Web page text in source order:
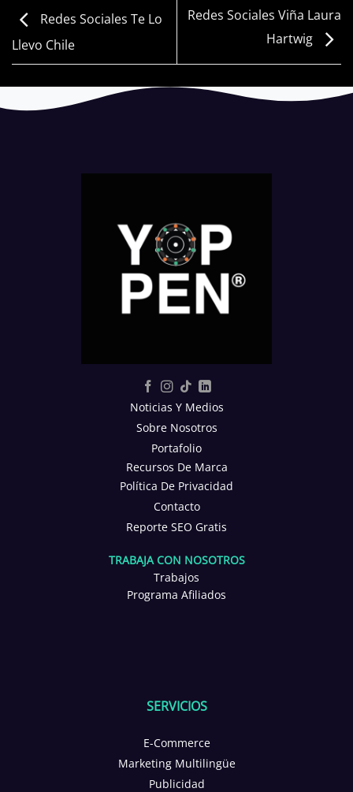
Redes Sociales Te Lo
Llevo Chile
Redes Sociales Viña Laura
Hartwig
Noticias Y Medios
Sobre Nosotros
Portafolio
Recursos De Marca
Política De Privacidad
Contacto
Reporte SEO Gratis
TRABAJA CON NOSOTROS
Trabajos
Programa Afiliados
SERVICIOS
E-Commerce
Marketing Multilingüe
Publicidad